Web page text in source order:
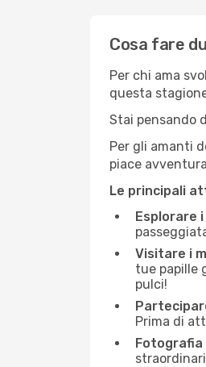
Cosa fare
Per chi ama
questa
Stai pensando
Per gli amanti
piace
Le principali
Esplorare
Visitare i
tue papille
pulci!
Prima di